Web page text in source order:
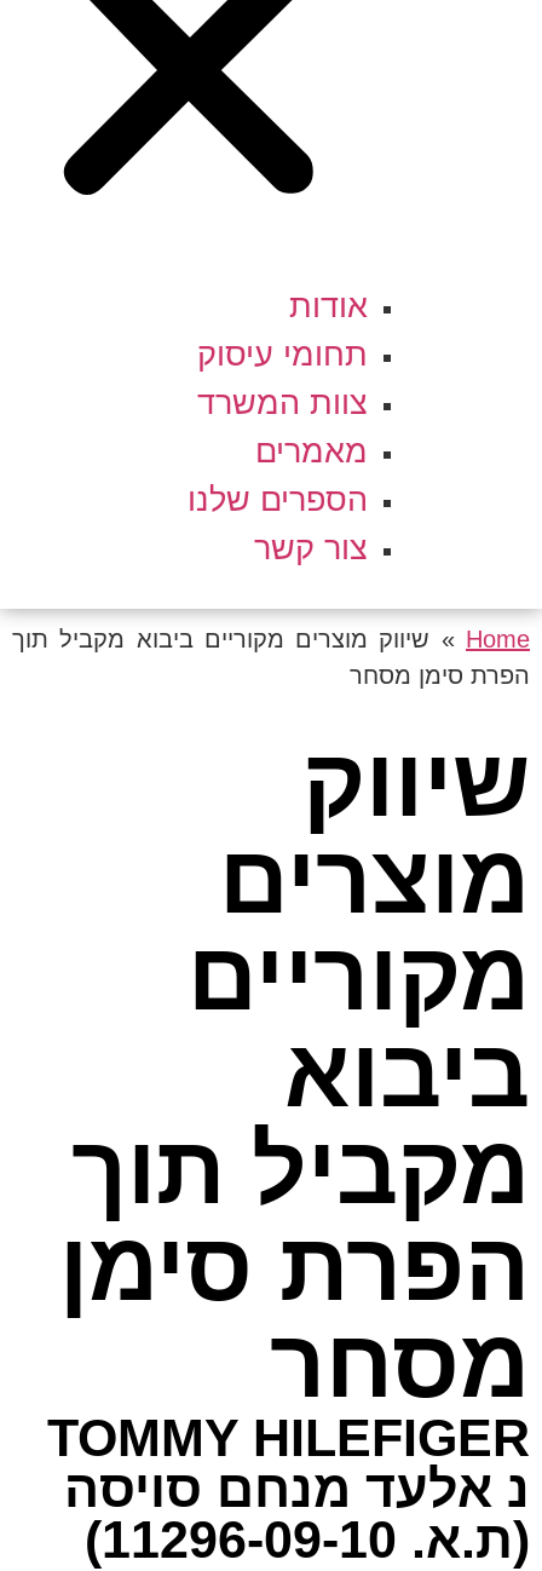
אודות
תחומי עיסוק
צוות המשרד
מאמרים
הספרים שלנו
צור קשר
Home
» שיווק מוצרים מקוריים ביבוא מקביל תוך
הפרת סימן מסחר
שיווק
מוצרים
מקוריים
ביבוא
מקביל תוך
הפרת סימן
מסחר
TOMMY HILEFIGER
נ אלעד מנחם סויסה
(ת.א. 11296-09-10)